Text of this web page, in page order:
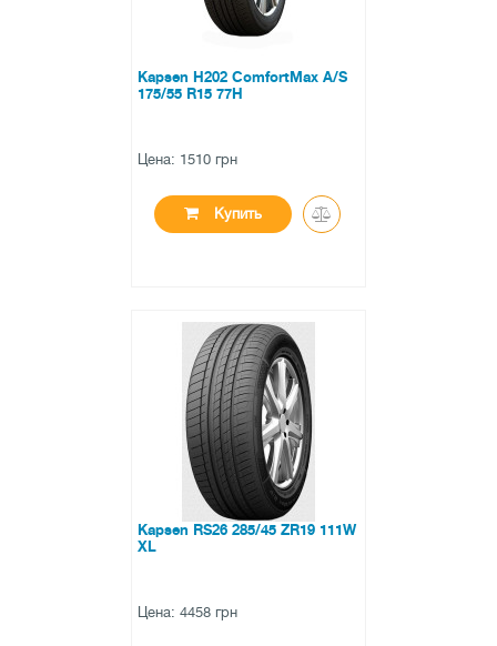
Kapsen H202 ComfortMax A/S
175/55 R15 77H
Цена: 1510 грн
Купить
в наличии
0 отзывов
Kapsen RS26 285/45 ZR19 111W
XL
Цена: 4458 грн